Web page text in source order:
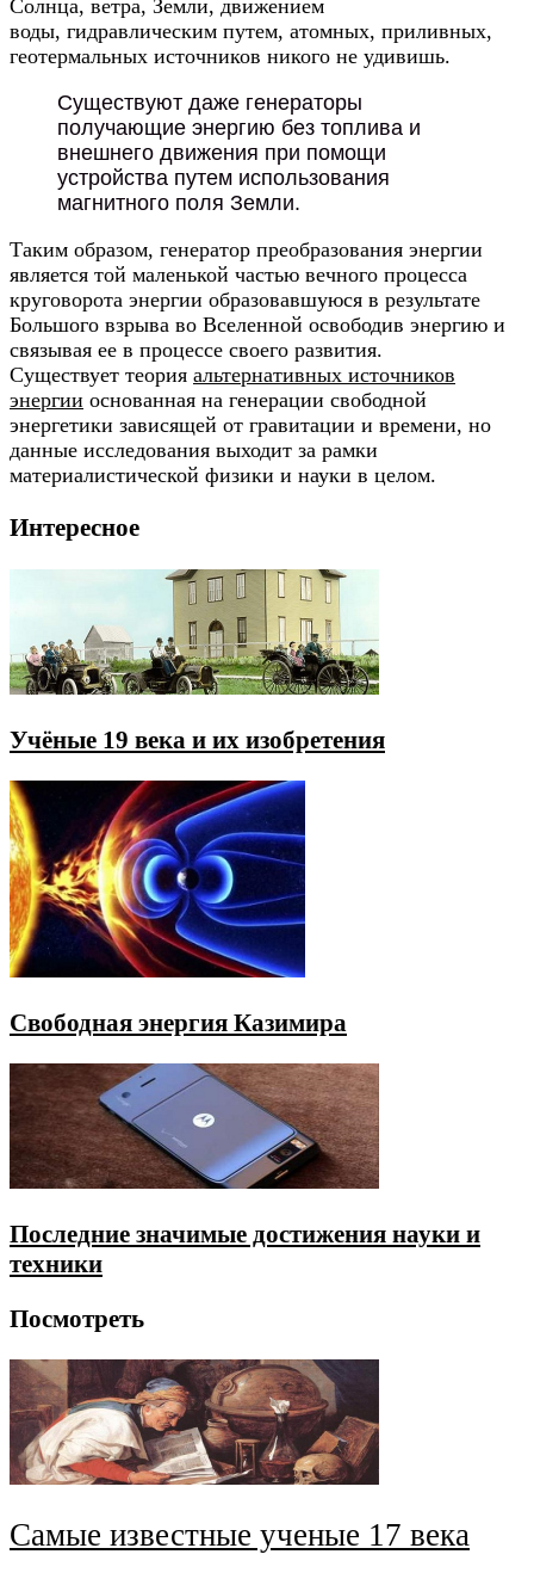
Солнца, ветра, Земли, движением
воды, гидравлическим путем, атомных, приливных,
геотермальных источников никого не удивишь.
Существуют даже генераторы
получающие энергию без топлива и
внешнего движения при помощи
устройства путем использования
магнитного поля Земли.
Таким образом, генератор преобразования энергии
является той маленькой частью вечного процесса
круговорота энергии образовавшуюся в результате
Большого взрыва во Вселенной освободив энергию и
связывая ее в процессе своего развития.
Существует теория альтернативных источников
энергии основанная на генерации свободной
энергетики зависящей от гравитации и времени, но
данные исследования выходит за рамки
материалистической физики и науки в целом.
Интересное
Учёные 19 века и их изобретения
Свободная энергия Казимира
Последние значимые достижения науки и
техники
Посмотреть
Самые известные ученые 17 века